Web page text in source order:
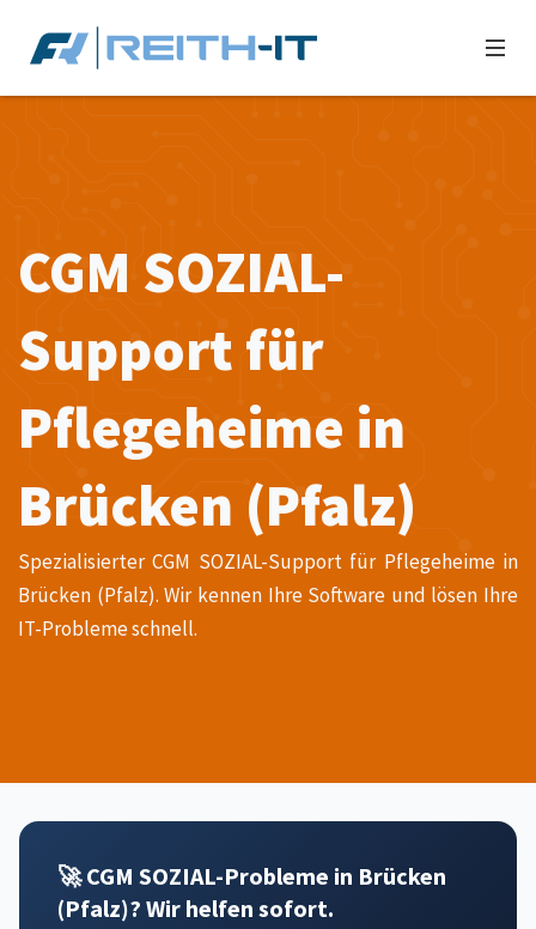
CGM SOZIAL-
Support für
Pflegeheime in
Brücken (Pfalz)
Spezialisierter CGM SOZIAL-Support für Pflegeheime in
Brücken (Pfalz). Wir kennen Ihre Software und lösen Ihre
IT-Probleme schnell.
🚀 CGM SOZIAL-Probleme in Brücken
(Pfalz)? Wir helfen sofort.